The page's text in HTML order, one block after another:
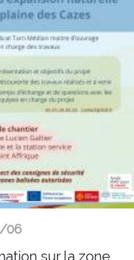
06
sur la zone